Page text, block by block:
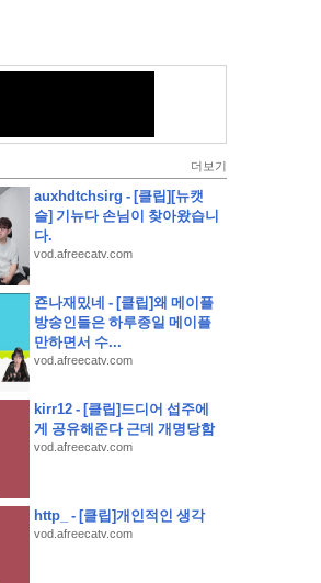
인 등)
더보기
auxhdtchsirg - [클립][뉴캣
슬] 기뉴다 손님이 찾아왔습니
다.
vod.afreecatv.com
죤나재밌네 - [클립]왜 메이플
방송인들은 하루종일 메이플
만하면서 수...
vod.afreecatv.com
kirr12 - [클립]드디어 섭주에
게 공유해준다 근데 개명당함
vod.afreecatv.com
http_ - [클립]개인적인 생각
vod.afreecatv.com